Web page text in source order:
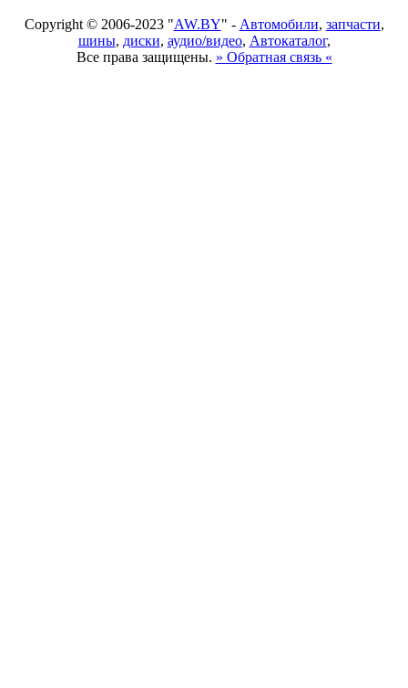
Copyright © 2006-2023 "AW.BY" - Автомобили, запчасти,
шины, диски, аудио/видео, Автокаталог,
Все права защищены. » Обратная связь «